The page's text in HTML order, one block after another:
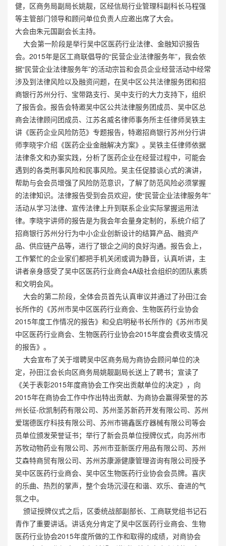
健，区商务局副局长姚靓，区经信局行业管理科副科长马程强
等主管部门领导和顾问单位负责人应邀出席了大会。
大会由朱元国副会长主持。
大会第一阶段是举行吴中区医药行业法律、金融知识报告
会。2015年是区工商联倡导的“民营企业法律服务年”，我会依
据“民营企业法律服务年”的活动宗旨和会员企业经营活动中经常
涉及到法律风险以及融资问题，在吴中区公共法律服务团和招
商银行苏州分行、宝带路支行、吴中支行的大力支持下，组织
了报告会。报告会特邀吴中区公共法律服务团成员、吴中区总
商会法律顾问团成员、江苏名威名律师事务所主任律师吴铁主
讲《医药企业风险防范》专题报告，特邀招商银行苏州分行讲
师李晓宇介绍《医药企业金融解决方案》。吴铁主任律师依据
法律条文和办案实践，分析了医药企业在经营过程中，可能会
遇到的各类刑事风险和民事风险。吴主任促膝谈心式的演讲，
帮助与会会员增强了风险防范意识，了解了防范风险必须掌握
的法律知识。法律报告受到会员欢迎，使“民营企业法律服务年”
活动从学习法律、宣传法律上升到联系企业实际掌握运用法
律。李晓宇讲师的报告是为我会年会量身定制的，系统介绍了
招商银行苏州分行为中小企业创新设计的结算产品、融资产
品、供应链产品等，进行了银企之间的良好沟通。报告会上，
工作繁忙的企业家们都把手机关闭或调为静音，认真听讲，主
讲者亲身感受了吴中区医药行业商会4A级社会组织的团队素质
和文明会风。
大会的第二阶段，全体会员首先认真审议并通过了孙田江会
长所作的《苏州市吴中区医药行业商会、生物医药行业协会
2015年度工作情况的报告》和殳启明秘书长所作的《苏州市吴
中区医药行业商会、生物医药行业协会2015年度会费收支情况
的报告》。
大会宣布了关于增聘吴中区商务局为商协会顾问单位的决
定，孙田江会长向区商务局姚靓副局长送上了聘书；宣读了
《关于表彰2015年度商协会工作突出贡献单位的决定》，向
2015年在商协会工作中作出特出贡献、为商协会赢得荣誉的苏
州长征-欣凯制药有限公司、苏州圣苏新药开发有限公司、苏州
爱瑞德医疗科技有限公司、苏州市锡鑫医疗器械有限公司等会
员单位颁发荣誉证书；举行了新会员单位授牌仪式，向苏州市
苏牧动物药业有限公司、苏州市亚新医疗用品有限公司、苏州
艾森特商贸有限公司、苏州苏康源健康管理咨询有限公司授予
吴中区医药行业商会、吴中区生物医药行业协会会员牌。喜庆
的乐曲、热烈的掌声，整个会场沉浸在和谐、欢乐、奋进的气
氛之中。
颁证授牌仪式之后，区委统战部副部长、工商联党组书记石
青作了重要讲话。讲话充分肯定了吴中区医药行业商会、生物
医药行业协会2015年度所做的工作和取得的成绩，对商协会